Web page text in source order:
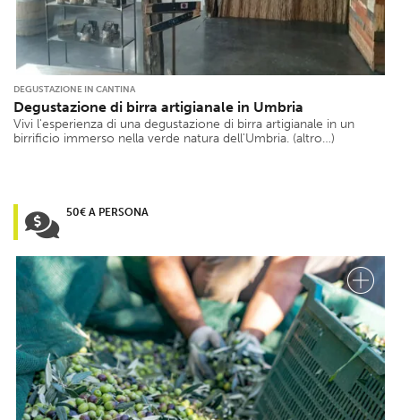
DEGUSTAZIONE IN CANTINA
Degustazione di birra artigianale in Umbria
Vivi l'esperienza di una degustazione di birra artigianale in un
birrificio immerso nella verde natura dell'Umbria. (altro…)
50€ A PERSONA